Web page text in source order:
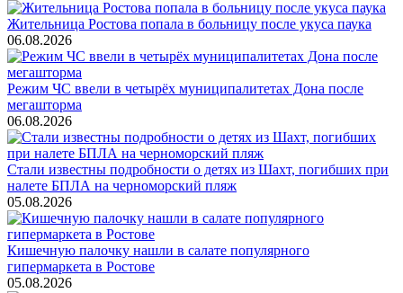
Жительница Ростова попала в больницу после укуса паука
06.08.2026
Режим ЧС ввели в четырёх муниципалитетах Дона после
мегашторма
06.08.2026
Стали известны подробности о детях из Шахт, погибших при
налете БПЛА на черноморский пляж
05.08.2026
Кишечную палочку нашли в салате популярного
гипермаркета в Ростове
05.08.2026